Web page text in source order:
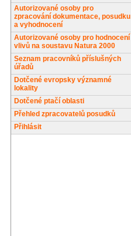
Autorizované osoby pro
zpracování dokumentace, posudku
a vyhodnocení
Autorizované osoby pro hodnocení
vlivů na soustavu Natura 2000
Seznam pracovníků příslušných
úřadů
Dotčené evropsky významné
lokality
Dotčené ptačí oblasti
Přehled zpracovatelů posudků
Přihlásit